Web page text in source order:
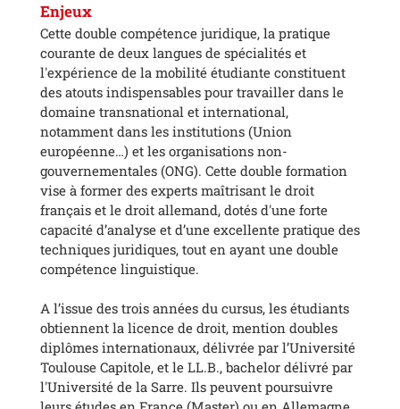
Enjeux
Cette double compétence juridique, la pratique
courante de deux langues de spécialités et
l'expérience de la mobilité étudiante constituent
des atouts indispensables pour travailler dans le
domaine transnational et international,
notamment dans les institutions (Union
européenne…) et les organisations non-
gouvernementales (ONG). Cette double formation
vise à former des experts maîtrisant le droit
français et le droit allemand, dotés d'une forte
capacité d’analyse et d’une excellente pratique des
techniques juridiques, tout en ayant une double
compétence linguistique.
A l’issue des trois années du cursus, les étudiants
obtiennent la licence de droit, mention doubles
diplômes internationaux, délivrée par l’Université
Toulouse Capitole, et le LL.B., bachelor délivré par
l'Université de la Sarre. Ils peuvent poursuivre